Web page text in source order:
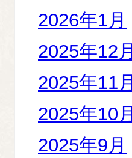
2026年1月
2025年12月
2025年11月
2025年10月
2025年9月